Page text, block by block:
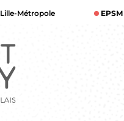
Lille-Métropole EPSM